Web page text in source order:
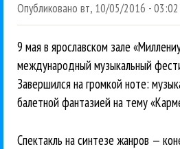
Опубликовано вт, 10/05/2016 - 03:02
9 мая в ярославском зале
международный музыкальный
Завершился на громкой ноте:
балетной фантазией на тему
Спектакль на синтезе жанров —